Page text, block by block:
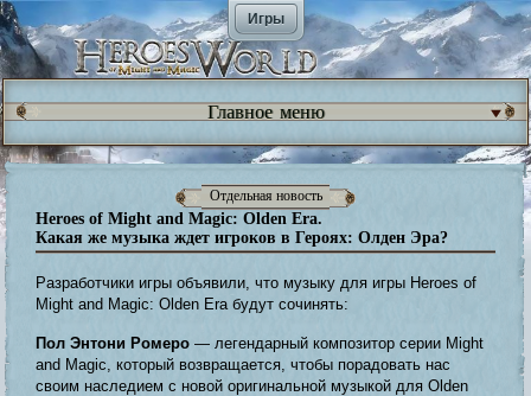
Игры
Главное меню
Отдельная новость
Heroes of Might and Magic: Olden Era.
Какая же музыка ждет игроков в Героях: Олден Эра?
Разработчики игры объявили, что музыку для игры Heroes of
Might and Magic: Olden Era будут сочинять:
Пол Энтони Ромеро — легендарный композитор серии Might
and Magic, который возвращается, чтобы порадовать нас
своим наследием с новой оригинальной музыкой для Olden